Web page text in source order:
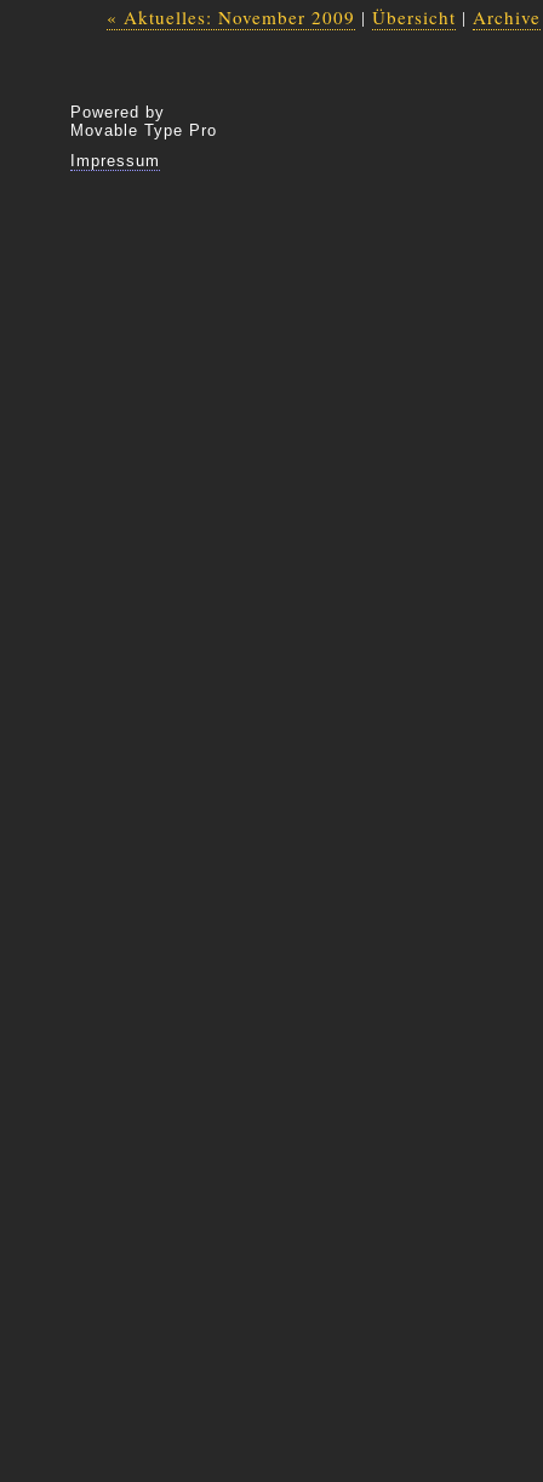
« Aktuelles: November 2009 |Übersicht | Archive
Powered by
Movable Type Pro
Impressum